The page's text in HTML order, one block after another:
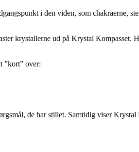
i den viden, som chakraerne,
krystallerne ud på Krystal Kompasset.
”kort” over:
de har stillet. Samtidig viser